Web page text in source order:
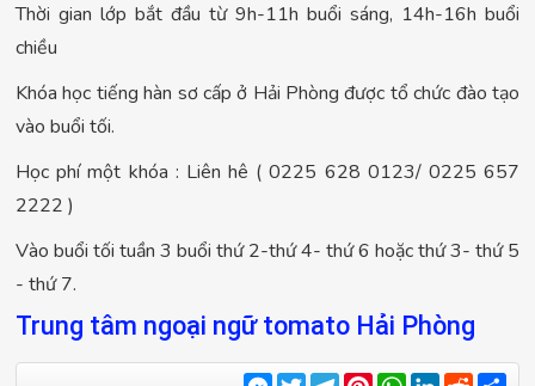
Thời gian lớp bắt đầu từ 9h-11h buổi sáng, 14h-16h buổi
chiều
Khóa học tiếng hàn sơ cấp ở Hải Phòng được tổ chức đào tạo
vào buổi tối.
Học phí một khóa : Liên hê ( 0225 628 0123/ 0225 657
2222 )
Vào buổi tối tuần 3 buổi thứ 2-thứ 4- thứ 6 hoặc thứ 3- thứ 5
- thứ 7.
Trung tâm ngoại ngữ tomato Hải Phòng